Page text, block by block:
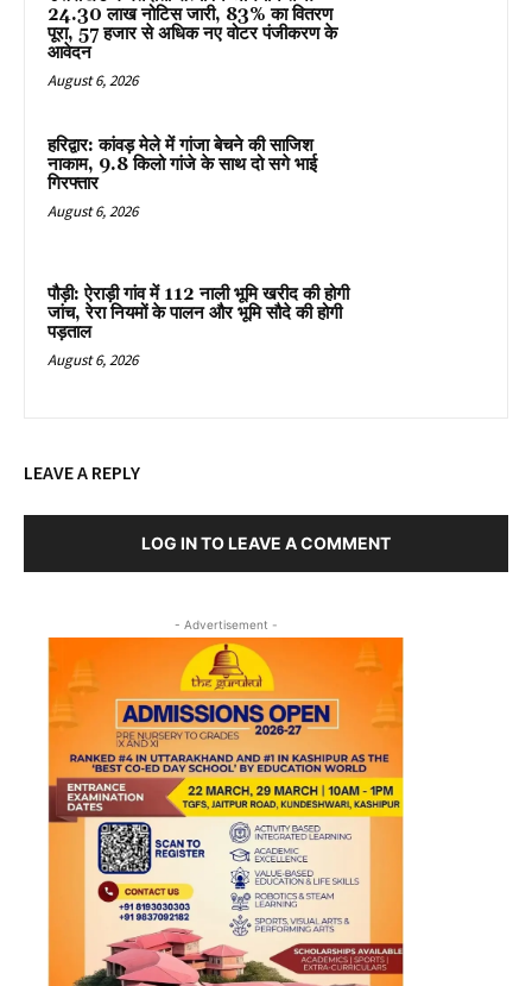
24.30 लाख नोटिस जारी, 83% का वितरण
पूरा, 57 हजार से अधिक नए वोटर पंजीकरण के
आवेदन
August 6, 2026
हरिद्वार: कांवड़ मेले में गांजा बेचने की साजिश
नाकाम, 9.8 किलो गांजे के साथ दो सगे भाई
गिरफ्तार
August 6, 2026
पौड़ी: ऐराड़ी गांव में 112 नाली भूमि खरीद की होगी
जांच, रेरा नियमों के पालन और भूमि सौदे की होगी
पड़ताल
August 6, 2026
LEAVE A REPLY
LOG IN TO LEAVE A COMMENT
- Advertisement -